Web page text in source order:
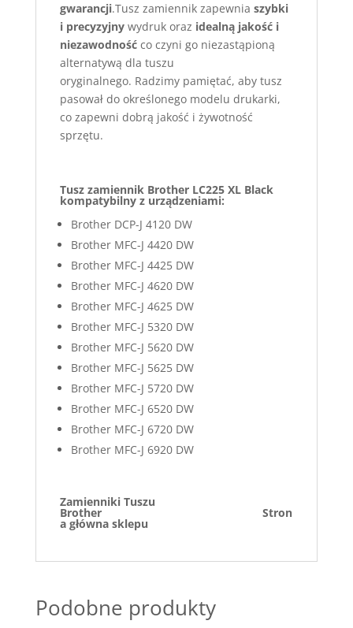
gwarancji.Tusz zamiennik zapewnia szybki
i precyzyjnywydruk oraz idealną jakość i
niezawodnośćco czyni go niezastąpioną
alternatywą dla tuszu
oryginalnego. Radzimy pamiętać, aby tusz
pasował do określonego modelu drukarki,
co zapewni dobrą jakość i żywotność
sprzętu.
Tusz zamiennik Brother LC225 XL Black
kompatybilny z urządzeniami:
Brother DCP-J 4120 DW
Brother MFC-J 4420 DW
Brother MFC-J 4425 DW
Brother MFC-J 4620 DW
Brother MFC-J 4625 DW
Brother MFC-J 5320 DW
Brother MFC-J 5620 DW
Brother MFC-J 5625 DW
Brother MFC-J 5720 DW
Brother MFC-J 6520 DW
Brother MFC-J 6720 DW
Brother MFC-J 6920 DW
Zamienniki Tuszu
Brother Stron
a główna sklepu
Podobne produkty